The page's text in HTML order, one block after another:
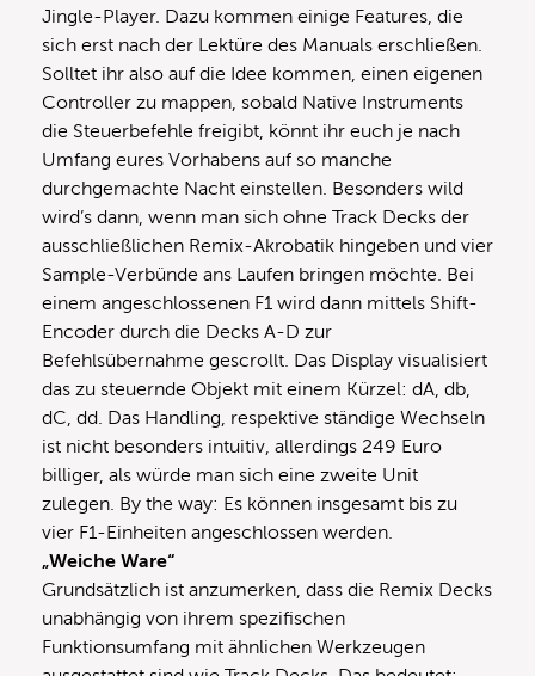
Jingle-Player. Dazu kommen einige Features, die
sich erst nach der Lektüre des Manuals erschließen.
Solltet ihr also auf die Idee kommen, einen eigenen
Controller zu mappen, sobald Native Instruments
die Steuerbefehle freigibt, könnt ihr euch je nach
Umfang eures Vorhabens auf so manche
durchgemachte Nacht einstellen. Besonders wild
wird’s dann, wenn man sich ohne Track Decks der
ausschließlichen Remix-Akrobatik hingeben und vier
Sample-Verbünde ans Laufen bringen möchte. Bei
einem angeschlossenen F1 wird dann mittels Shift-
Encoder durch die Decks A-D zur
Befehlsübernahme gescrollt. Das Display visualisiert
das zu steuernde Objekt mit einem Kürzel: dA, db,
dC, dd. Das Handling, respektive ständige Wechseln
ist nicht besonders intuitiv, allerdings 249 Euro
billiger, als würde man sich eine zweite Unit
zulegen. By the way: Es können insgesamt bis zu
vier F1-Einheiten angeschlossen werden.
„Weiche Ware“
Grundsätzlich ist anzumerken, dass die Remix Decks
unabhängig von ihrem spezifischen
Funktionsumfang mit ähnlichen Werkzeugen